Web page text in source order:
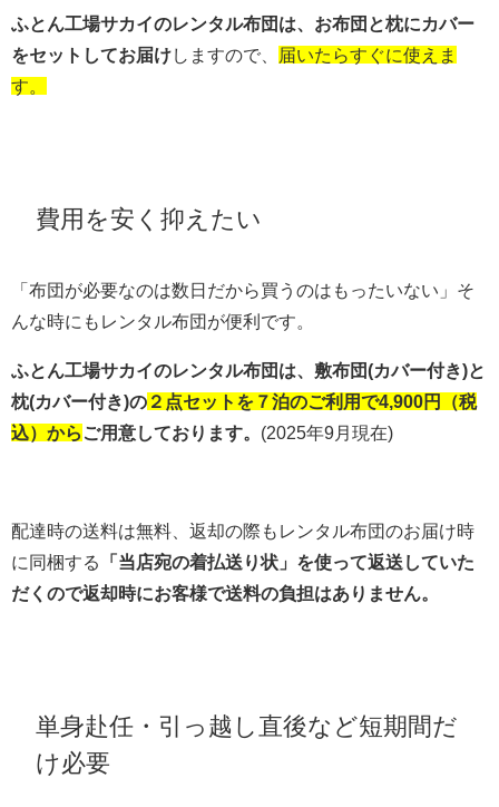
ふとん工場サカイのレンタル布団は、お布団と枕にカバー
をセットしてお届けしますので、
届いたらすぐに使えま
す。
費用を安く抑えたい
「布団が必要なのは数日だから買うのはもったいない」そ
んな時にもレンタル布団が便利です。
ふとん工場サカイのレンタル布団は、敷布団(カバー付き)と
枕(カバー付き)の ２点セットを７泊のご利用で4,900円（税
込）から ご用意しております。 (2025年9月現在)
配達時の送料は無料、返却の際もレンタル布団のお届け時
に同梱する
「当店宛の着払送り状」を使って返送していた
だくので返却時にお客様で送料の負担はありません。
単身赴任・引っ越し直後など短期間だ
け必要